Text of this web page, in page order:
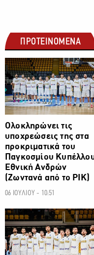
ΠΡΟΤΕΙΝΟΜΕΝΑ
Ολοκληρώνει τις
υποχρεώσεις της στα
προκριματικά του
Παγκοσμίου
Εθνική Ανδρών
(Ζωντανά από το ΡΙΚ)
06 ΙΟΥΛΙΟΥ - 10:51